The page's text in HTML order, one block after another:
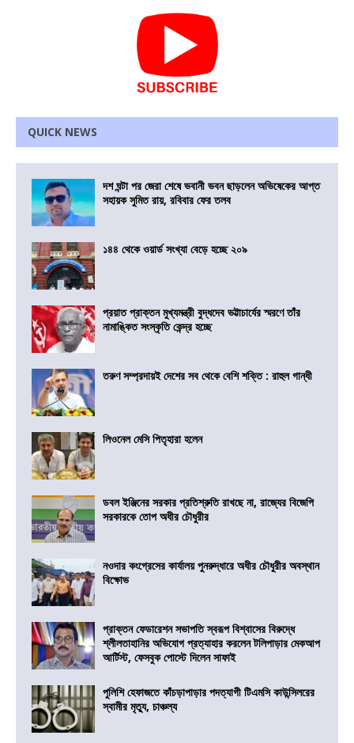
QUICK NEWS
দশ ঘন্টা পর জেরা শেষে ভবানী ভবন ছাড়লেন অভিষেকের আপ্ত
সহায়ক সুমিত রায়, রবিবার ফের তলব
১৪৪ থেকে ওয়ার্ড সংখ্যা বেড়ে হচ্ছে ২০৯
প্রয়াত প্রাক্তন মুখ্যমন্ত্রী বুদ্ধদেব ভট্টাচার্যের স্মরণে তাঁর
নামাঙ্কিত সংস্কৃতি কেন্দ্র হচ্ছে
তরুণ সম্প্রদায়ই দেশের সব থেকে বেশি শক্তি : রাহুল গান্ধী
লিওনেল মেসি পিতৃহারা হলেন
ডবল ইঞ্জিনের সরকার প্রতিশ্রুতি রাখছে না, রাজ্যের বিজেপি
সরকারকে তোপ অধীর চৌধুরীর
নওদার কংগ্রেসের কার্যালয় পুনরুদ্ধারে অধীর চৌধুরীর অবস্থান
বিক্ষোভ
প্রাক্তন ফেডারেশন সভাপতি স্বরূপ বিশ্বাসের বিরুদ্ধে
শ্লীলতাহানির অভিযোগ প্রত্যাহার করলেন টলিপাড়ার মেকআপ
আর্টিস্ট, ফেসবুক পোস্টে দিলেন সাফাই
পুলিশি হেফাজতে কাঁচড়াপাড়ার পদত্যাগী টিএমসি কাউন্সিলরের
স্বামীর মৃত্যু, চাঞ্চল্য